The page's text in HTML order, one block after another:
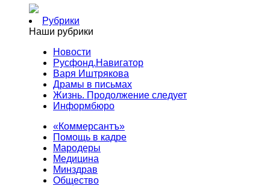
Рубрики
Наши рубрики
Новости
Русфонд.Навигатор
Варя Иштрякова
Драмы в письмах
Жизнь. Продолжение следует
Информбюро
«Коммерсантъ»
Помощь в кадре
Мародеры
Медицина
Минздрав
Общество